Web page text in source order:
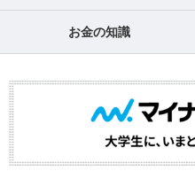
お金の知識